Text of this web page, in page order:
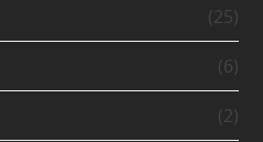
(25)
(6)
(2)